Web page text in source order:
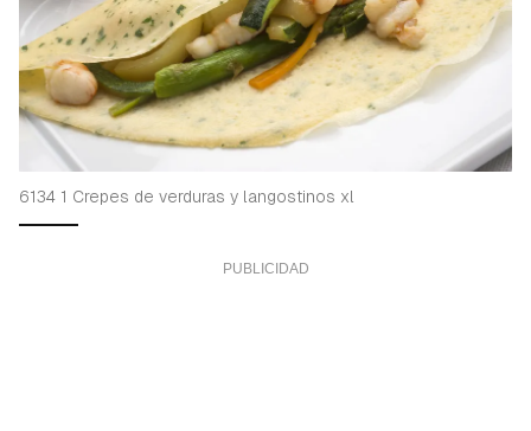
6134 1 Crepes de verduras y langostinos xl